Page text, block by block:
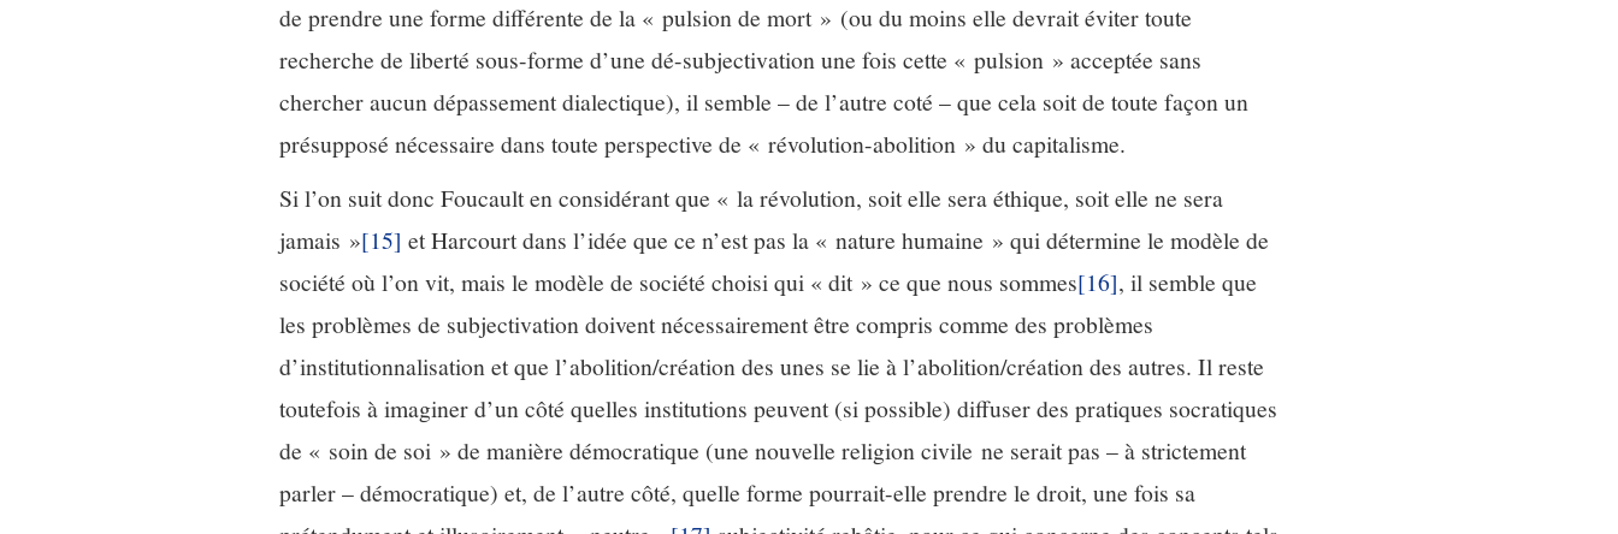
de prendre une forme différente de la « pulsion de mort » (ou du moins elle devrait éviter toute
recherche de liberté sous-forme d’une dé-subjectivation une fois cette « pulsion » acceptée sans
chercher aucun dépassement dialectique), il semble – de l’autre coté – que cela soit de toute façon un
présupposé nécessaire dans toute perspective de « révolution-abolition » du capitalisme.
Si l’on suit donc Foucault en considérant que « la révolution, soit elle sera éthique, soit elle ne sera
jamais »[15] et Harcourt dans l’idée que ce n’est pas la « nature humaine » qui détermine le modèle de
société où l’on vit, mais le modèle de société choisi qui « dit » ce que nous sommes[16], il semble que
les problèmes de subjectivation doivent nécessairement être compris comme des problèmes
d’institutionnalisation et que l’abolition/création des unes se lie à l’abolition/création des autres. Il reste
toutefois à imaginer d’un côté quelles institutions peuvent (si possible) diffuser des pratiques socratiques
de « soin de soi » de manière démocratique (une nouvelle religion civile ne serait pas – à strictement
parler – démocratique) et, de l’autre côté, quelle forme pourrait-elle prendre le droit, une fois sa